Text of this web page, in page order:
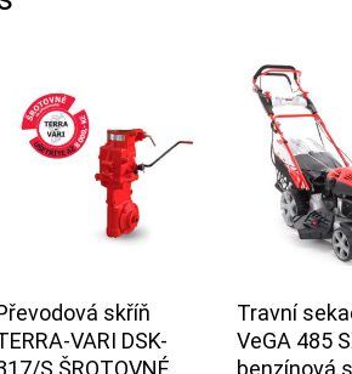
skříň
VARI DSK-
S ŠROTOVNÉ
Travní
VeGA 485
benzínová s